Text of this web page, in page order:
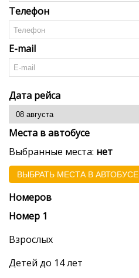
Телефон
E-mail
Дата рейса
Места в автобусе
Выбранные места: нет
ВЫБРАТЬ МЕСТА В АВТОБУСЕ
Номеров
Номер 1
Взрослых
Детей до 14 лет